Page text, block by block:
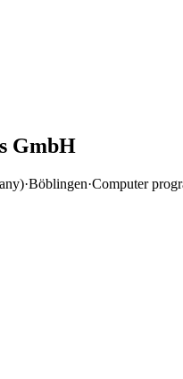
GmbH
·Böblingen·Computer